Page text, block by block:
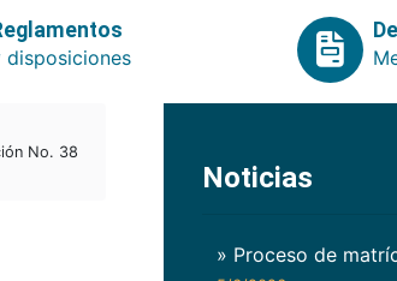
disposiciones
No. 38
Noticias
» Proceso de